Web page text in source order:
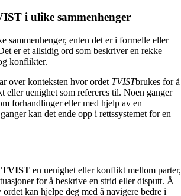
i ulike sammenhenger
sammenhenger, enten det er i formelle eller
er et allsidig ord som beskriver en rekke
konflikter.
over konteksten hvor ordet TVISTbrukes for å
eller uenighet som refereres til. Noen ganger
forhandlinger eller med hjelp av en
kan det ende opp i rettssystemet for en
TVIST en uenighet eller konflikt mellom parter,
for å beskrive en strid eller disputt. Å
ordet kan hjelpe deg med å navigere bedre i